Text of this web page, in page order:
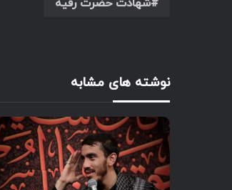
شهادت حضرت رقیه
نوشته های مشابه